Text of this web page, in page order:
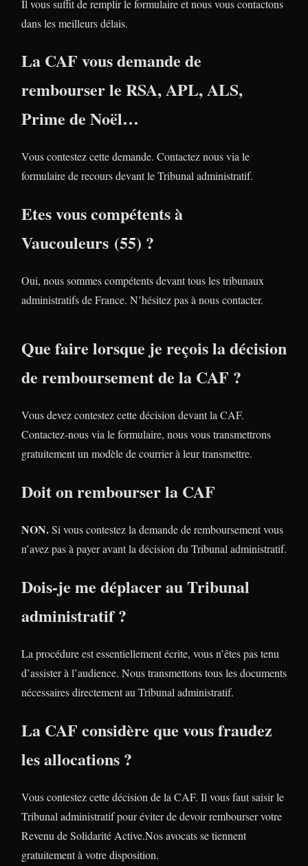
Il vous suffit de remplir le formulaire et nous vous contactons
dans les meilleurs délais.
La CAF vous demande de
rembourser le RSA, APL, ALS,
Prime de Noël…
Vous contestez cette demande. Contactez nous via le
formulaire de recours devant le Tribunal administratif.
Etes vous compétents à
Vaucouleurs (55) ?
Oui, nous sommes compétents devant tous les tribunaux
administratifs de France. N’hésitez pas à nous contacter.
Que faire lorsque je reçois la décision
de remboursement de la CAF ?
Vous devez contestez cette décision devant la CAF.
Contactez-nous via le formulaire, nous vous transmettrons
gratuitement un modèle de courrier à leur transmettre.
Doit on rembourser la CAF
NON.Si vous contestez la demande de remboursement vous
n’avez pas à payer avant la décision du Tribunal administratif.
Dois-je me déplacer au Tribunal
administratif ?
La procédure est essentiellement écrite, vous n’êtes pas tenu
d’assister à l’audience. Nous transmettons tous les documents
nécessaires directement au Tribunal administratif.
La CAF considère que vous fraudez
les allocations ?
Vous contestez cette décision de la CAF. Il vous faut saisir le
Tribunal administratif pour éviter de devoir rembourser votre
Revenu de Solidarité Active.Nos avocats se tiennent
gratuitement à votre disposition.